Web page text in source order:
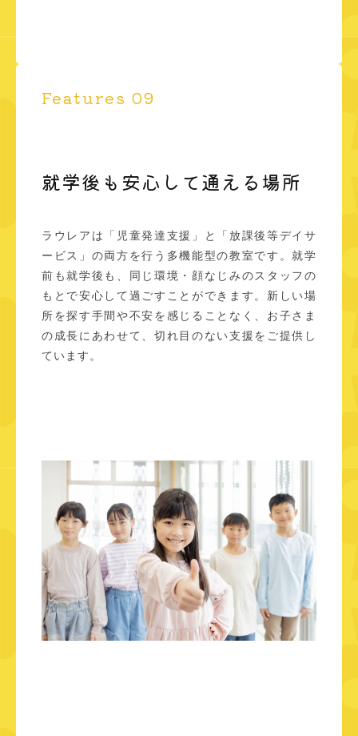
Features 09
就学後も安心して通える場所
ラウレアは「児童発達支援」と「放課後等デイサ
ービス」の両方を行う多機能型の教室です。就学
前も就学後も、同じ環境・顔なじみのスタッフの
もとで安心して過ごすことができます。新しい場
所を探す手間や不安を感じることなく、お子さま
の成長にあわせて、切れ目のない支援をご提供し
ています。